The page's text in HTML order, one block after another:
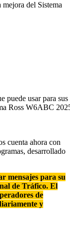
mejora del Sistema
puede usar para
Ross W6ABC
cuenta ahora con
desarrollado
mensajes para su
de Tráfico. El
de
y